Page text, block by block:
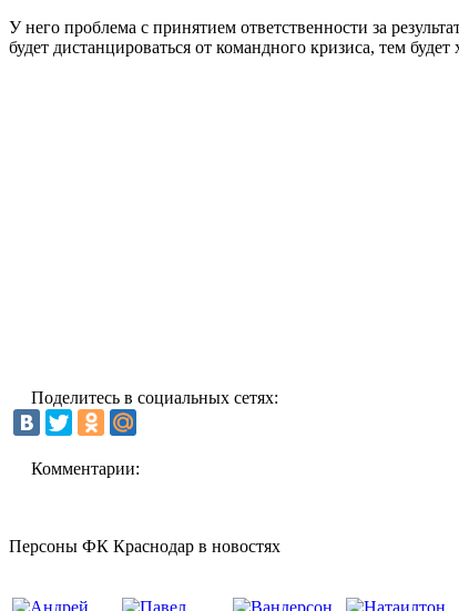
У него проблема с принятием ответственности за
будет дистанцироваться от командного кризиса, тем
Поделитесь в социальных сетях:
Комментарии:
Персоны ФК Краснодар в новостях